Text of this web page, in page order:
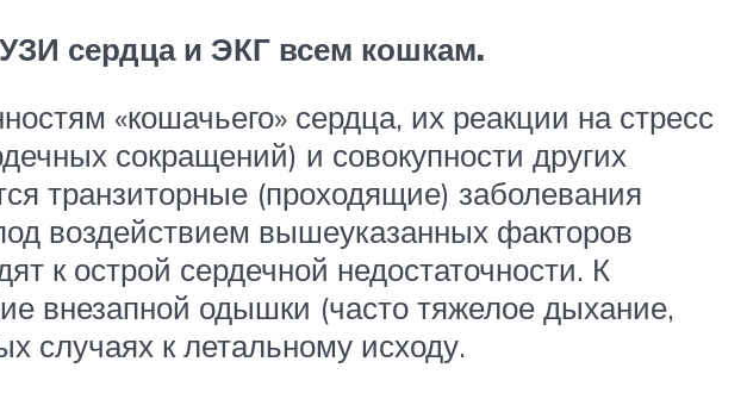
сердца и ЭКГ всем кошкам.
«кошачьего» сердца, их реакции на стресс
сокращений) и совокупности других
транзиторные (проходящие) заболевания
воздействием вышеуказанных факторов
к острой сердечной недостаточности. К
внезапной одышки (часто тяжелое дыхание,
случаях к летальному исходу.